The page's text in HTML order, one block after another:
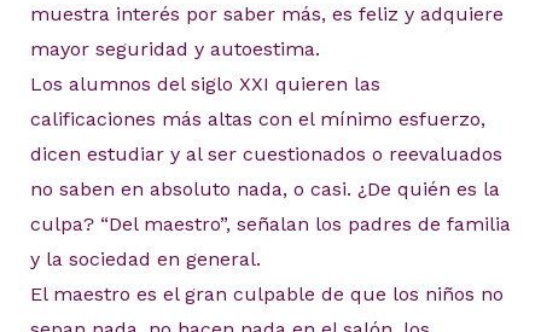
muestra interés por saber más, es feliz y adquiere
mayor seguridad y autoestima.
Los alumnos del siglo XXI quieren las
calificaciones más altas con el mínimo esfuerzo,
dicen estudiar y al ser cuestionados o reevaluados
no saben en absoluto nada, o casi. ¿De quién es la
culpa? “Del maestro”, señalan los padres de familia
y la sociedad en general.
El maestro es el gran culpable de que los niños no